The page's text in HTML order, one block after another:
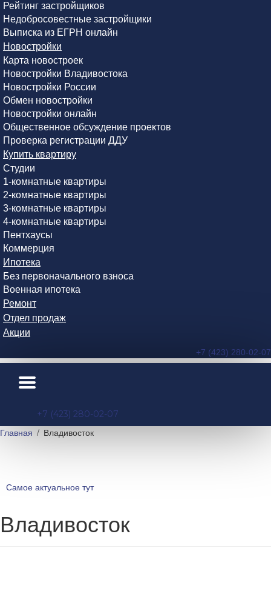
Рейтинг застройщиков
Недобросовестные застройщики
Выписка из ЕГРН онлайн
Новостройки
Карта новостроек
Новостройки Владивостока
Новостройки России
Обмен новостройки
Новостройки онлайн
Общественное обсуждение проектов
Проверка регистрации ДДУ
Купить квартиру
Студии
1-комнатные квартиры
2-комнатные квартиры
3-комнатные квартиры
4-комнатные квартиры
Пентхаусы
Коммерция
Ипотека
Без первоначального взноса
Военная ипотека
Ремонт
Отдел продаж
Акции
+7 (423) 280-02-07
+7 (423) 280-02-07
Главная Владивосток
Самое актуальное тут
Владивосток